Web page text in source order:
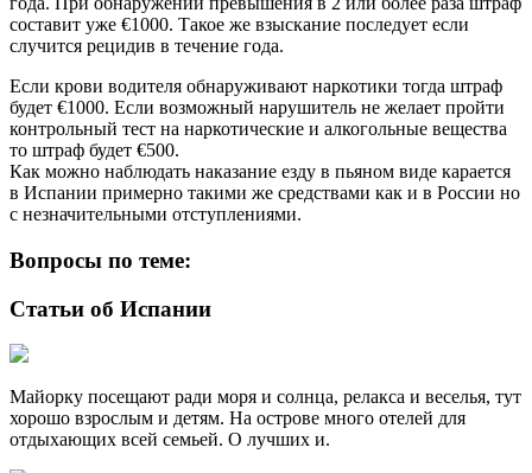
составит уже €1000. Такое же взыскание последует если
случится рецидив в течение года.
Если крови водителя обнаруживают наркотики тогда штраф
будет €1000. Если возможный нарушитель не желает пройти
контрольный тест на наркотические и алкогольные вещества
то штраф будет €500.
Как можно наблюдать наказание езду в пьяном виде карается
в Испании примерно такими же средствами как и в России но
с незначительными отступлениями.
Вопросы по теме:
Статьи об Испании
Майорку посещают ради моря и солнца, релакса и веселья, тут
хорошо взрослым и детям. На острове много отелей для
отдыхающих всей семьей. О лучших и.